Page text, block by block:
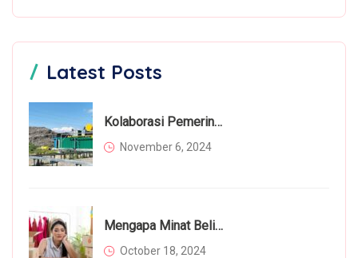
Latest Posts
Kolaborasi Pemerintah Dan Masyarakat Dalam Mengatasi Permasalahan Sampah
November 6, 2024
Mengapa Minat Beli Masyarakat Menurun Di Tahun 2024? Inilah Faktor Utamanya
October 18, 2024